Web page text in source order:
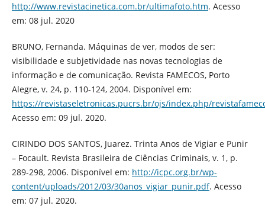
http://www.revistacinetica.com.br/ultimafoto.htm. Acesso
em: 08 jul. 2020
BRUNO, Fernanda. Máquinas de ver, modos de ser:
visibilidade e subjetividade nas novas tecnologias de
informação e de comunicação. Revista FAMECOS, Porto
Alegre, v. 24, p. 110-124, 2004. Disponível em:
https://revistaseletronicas.pucrs.br/ojs/index.php/
Acesso em: 09 jul. 2020.
CIRINDO DOS SANTOS, Juarez. Trinta Anos de Vigiar e Punir
– Focault. Revista Brasileira de Ciências Criminais, v. 1, p.
289-298, 2006. Disponível em: http://icpc.org.br/wp-
content/uploads/2012/03/30anos_vigiar_punir.pdf. Acesso
em: 07 jul. 2020.